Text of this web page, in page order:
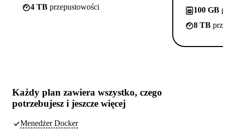
4 TB przepustowości
100 GB
8 TB
Każdy plan zawiera wszystko, czego
potrzebujesz i jeszcze więcej
Menedżer Docker